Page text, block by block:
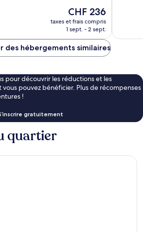
Le
nouveau
prix
de
CHF 236
taxes et frais compris
1 sept. - 2 sept.
des hébergements similaires
pour découvrir les réductions et les
vous pouvez bénéficier. Plus de récompenses
!
gratuitement
quartier